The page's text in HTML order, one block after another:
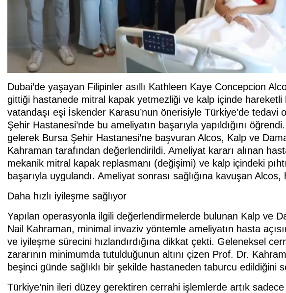
Dubai’de yaşayan Filipinler asıllı Kathleen Kaye Concepcion
gittiği hastanede mitral kapak yetmezliği ve kalp içinde hareketli
vatandaşı eşi İskender Karasu’nun önerisiyle Türkiye’de tedavi
Şehir Hastanesi’nde bu ameliyatın başarıyla yapıldığını
gelerek Bursa Şehir Hastanesi’ne başvuran Alcos, Kalp ve
Kahraman tarafından değerlendirildi. Ameliyat kararı alınan
mekanik mitral kapak replasmanı (değişimi) ve kalp içindeki
başarıyla uygulandı. Ameliyat sonrası sağlığına kavuşan
Daha hızlı iyileşme sağlıyor
Yapılan operasyonla ilgili değerlendirmelerde bulunan Kalp ve
Nail Kahraman, minimal invaziv yöntemle ameliyatın hasta
ve iyileşme sürecini hızlandırdığına dikkat çekti. Geleneksel
zararının minimumda tutulduğunun altını çizen Prof. Dr.
beşinci günde sağlıklı bir şekilde hastaneden taburcu edildiğini
Türkiye’nin ileri düzey gerektiren cerrahi işlemlerde artık